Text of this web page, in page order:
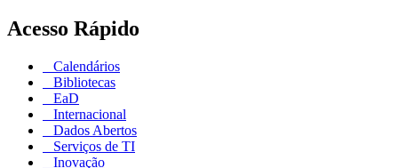
Acesso Rápido
Calendários
Bibliotecas
EaD
Internacional
Dados Abertos
Serviços de TI
Inovação